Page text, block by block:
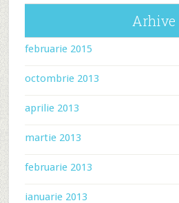
Arhive
februarie 2015
octombrie 2013
aprilie 2013
martie 2013
februarie 2013
ianuarie 2013